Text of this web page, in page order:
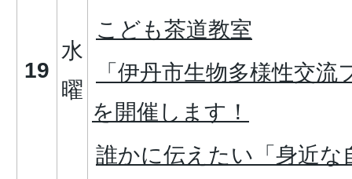
19
水
曜
こども茶道教室
「伊丹市生物多様性交
を開催します！
誰かに伝えたい「身近